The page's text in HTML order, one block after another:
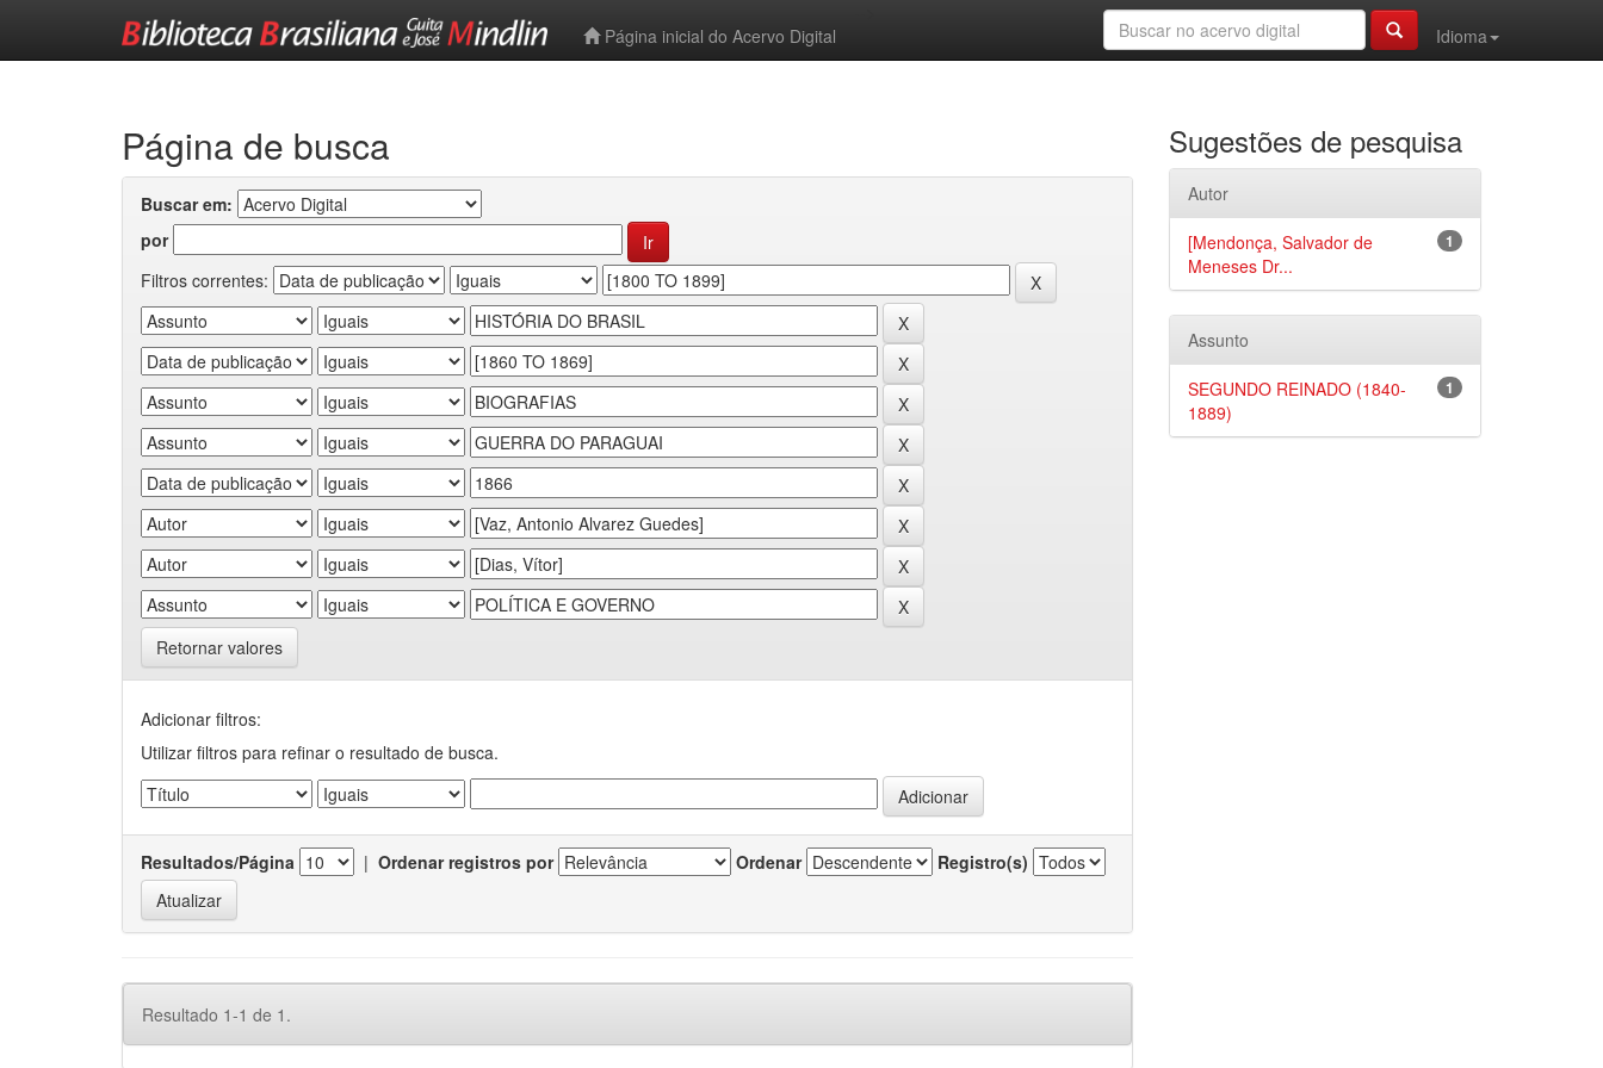
Página inicial do Acervo Digital
Idioma
Página de busca
Buscar em:
por
Filtros correntes:
Retornar valores
Adicionar filtros:
Utilizar filtros para refinar o resultado de busca.
Resultados/Página | Ordenar registros por Ordenar Registro(s)
Resultado 1-1 de 1.
Sugestões de pesquisa
Autor
1
[Mendonça, Salvador de
Meneses Dr...
Assunto
1
SEGUNDO REINADO (1840-
1889)